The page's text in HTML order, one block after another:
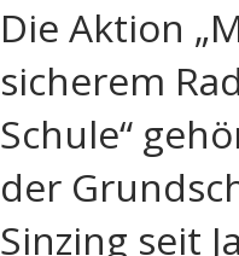
Die Aktion
sicherem
Schule“
der
Sinzing seit